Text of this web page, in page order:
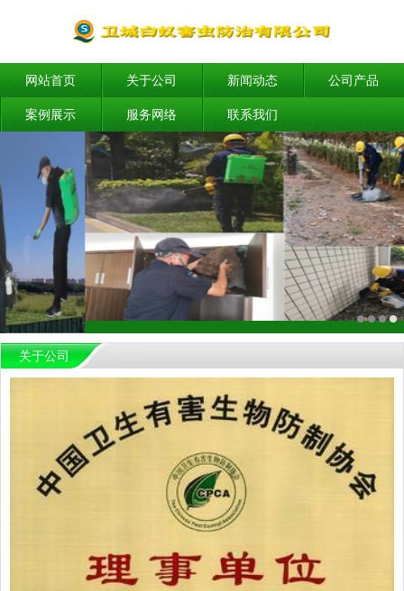
网站首页 关于公司 新闻动态 公司产品
案例展示 服务网络 联系我们
关于公司